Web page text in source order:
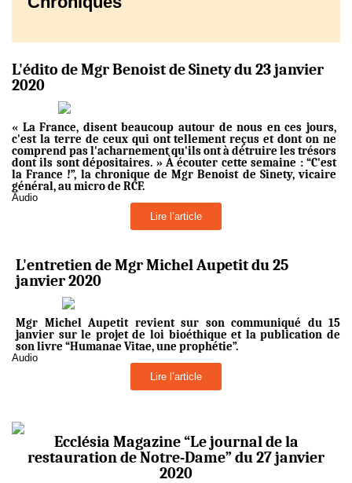
L'édito de Mgr Benoist de Sinety du 23 janvier
2020
« La France, disent beaucoup autour de nous en ces jours,
c'est la terre de ceux qui ont tellement reçus et dont on ne
comprend pas l'acharnement qu'ils ont à détruire les trésors
dont ils sont dépositaires. » À écouter cette semaine : “C'est
la France !​”, la chronique de Mgr Benoist de Sinety, vicaire
général, au micro de RCF.
Audio
Lire l’article
L'entretien de Mgr Michel Aupetit du 25
janvier 2020
Mgr Michel Aupetit revient sur son communiqué du 15
janvier sur le projet de loi bioéthique et la publication de
son livre “Humanae Vitae, une prophétie”.
Audio
Lire l’article
Ecclésia Magazine “Le journal de la
restauration de Notre-Dame” du 27 janvier
2020